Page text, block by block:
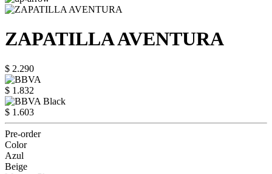
ZAPATILLA AVENTURA
$ 2.290
$ 1.832
$ 1.603
Pre-order
Color
Azul
Beige